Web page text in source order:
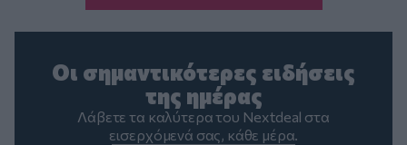
Οι σημαντικότερες ειδήσεις
της ημέρας
Λάβετε τα καλύτερα του Nextdeal στα
εισερχόμενά σας, κάθε μέρα.